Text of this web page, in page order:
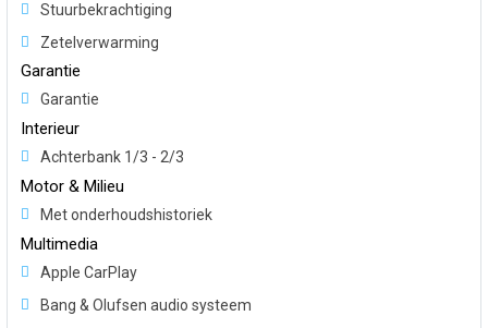
Stuurbekrachtiging
Zetelverwarming
Garantie
Garantie
Interieur
Achterbank 1/3 - 2/3
Motor & Milieu
Met onderhoudshistoriek
Multimedia
Apple CarPlay
Bang & Olufsen audio systeem